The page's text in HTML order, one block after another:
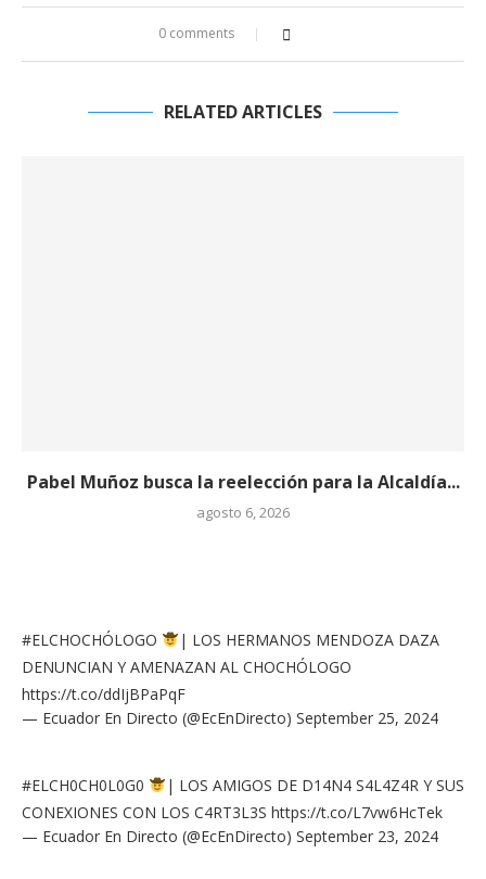
0 comments
RELATED ARTICLES
Pabel Muñoz busca la reelección para la Alcaldía...
agosto 6, 2026
#ELCHOCHÓLOGO
| LOS HERMANOS MENDOZA DAZA
DENUNCIAN Y AMENAZAN AL CHOCHÓLOGO
https://t.co/ddIjBPaPqF
— Ecuador En Directo (@EcEnDirecto) September 25, 2024
#ELCH0CH0L0G0
| LOS AMIGOS DE D14N4 S4L4Z4R Y SUS
CONEXIONES CON LOS C4RT3L3S https://t.co/L7vw6HcTek
— Ecuador En Directo (@EcEnDirecto) September 23, 2024